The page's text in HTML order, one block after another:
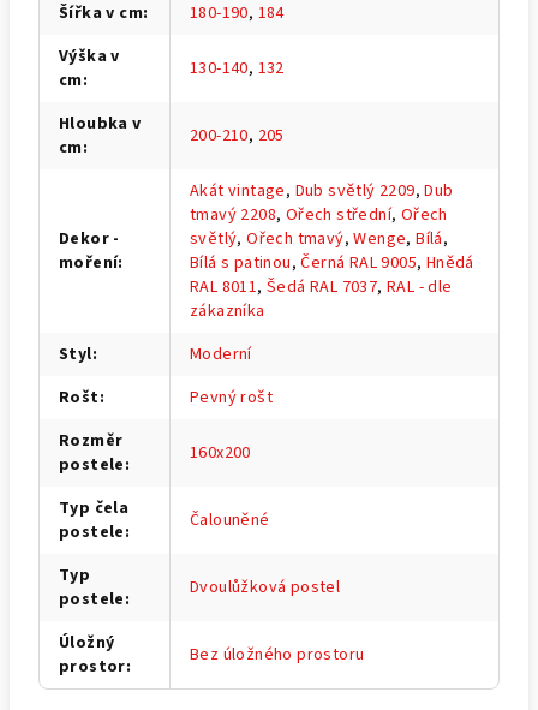
Šířka v cm: 180-190, 184
Výška v
cm: 130-140, 132
Hloubka v
cm: 200-210, 205
Dekor -
moření:
Akát vintage, Dub světlý 2209,Dub
tmavý 2208, Ořech střední, Ořech
světlý,Ořech tmavý,Wenge,Bílá,
Bílá s patinou,Černá RAL 9005, Hnědá
RAL 8011,Šedá RAL 7037,RAL - dle
zákazníka
Styl:
Moderní
Rošt:
Pevný rošt
Rozměr
postele: 160x200
Typ čela
postele: Čalouněné
Typ
postele: Dvoulůžková postel
Úložný
prostor: Bez úložného prostoru